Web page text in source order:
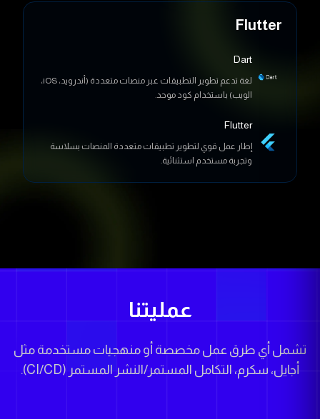
Flutter
Dart
لغة تدعم تطوير التطبيقات عبر منصات متعددة (أندرويد، iOS،
الويب) باستخدام كود موحد.
Flutter
إطار عمل قوي لتطوير تطبيقات متعددة المنصات بسلاسة
وتجربة مستخدم استثنائية.
عمليتنا
تشمل أي طرق عمل مخصصة أو منهجيات مستخدمة مثل
أجايل، سكرم، التكامل المستمر/النشر المستمر (CI/CD).